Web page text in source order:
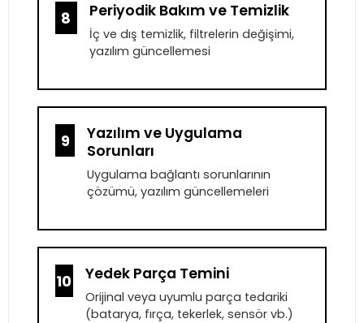
8 Periyodik Bakım ve Temizlik
İç ve dış temizlik, filtrelerin değişimi,
yazılım güncellemesi
9
Yazılım ve Uygulama
Sorunları
Uygulama bağlantı sorunlarının
çözümü, yazılım güncellemeleri
10 Yedek Parça Temini
Orijinal veya uyumlu parça tedariki
(batarya, fırça, tekerlek, sensör vb.)